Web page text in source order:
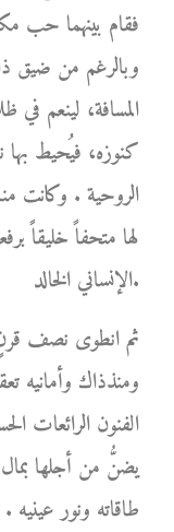
فقام بينهما حب
وبالرغم من ضيق
المسافة، لينعم
كنوزه، فيُحيط بها
الروحية . وكانت
لها متحفاً خليقاً
الإنساني الخالد.
ثم انطوى نصف قرنٍ
ومنذذاك وأمانيه
الفنون الرائعات
يضنُّ من أجلها
طاقاته ونور